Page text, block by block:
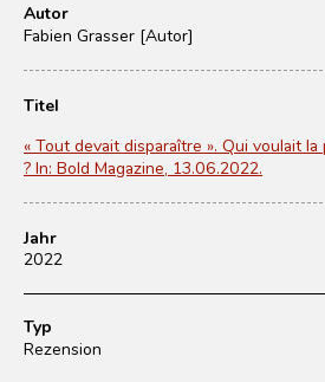
Autor
Fabien Grasser [Autor]
Titel
« Tout devait disparaître ». Qui voulait
? In: Bold Magazine, 13.06.2022.
Jahr
2022
Typ
Rezension